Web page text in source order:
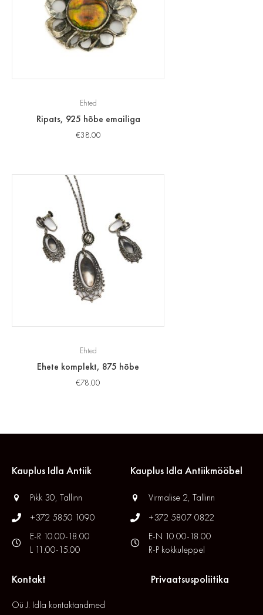
Ehted
Ripats, 925 hõbe emailiga
€38.00
Ehted
Ehete komplekt, 875 hõbe
€78.00
Kauplus Idla Antiik
Pikk 30, Tallinn
+372 5850 1090
E-R 10.00-18.00
L 11.00-15.00
Kauplus Idla Antiikmööbel
Virmalise 2, Tallinn
+372 5807 0822
E-N 10.00-18.00
R-P kokkuleppel
Kontakt
Oü J. Idla kontaktandmed
Privaatsuspoliitika